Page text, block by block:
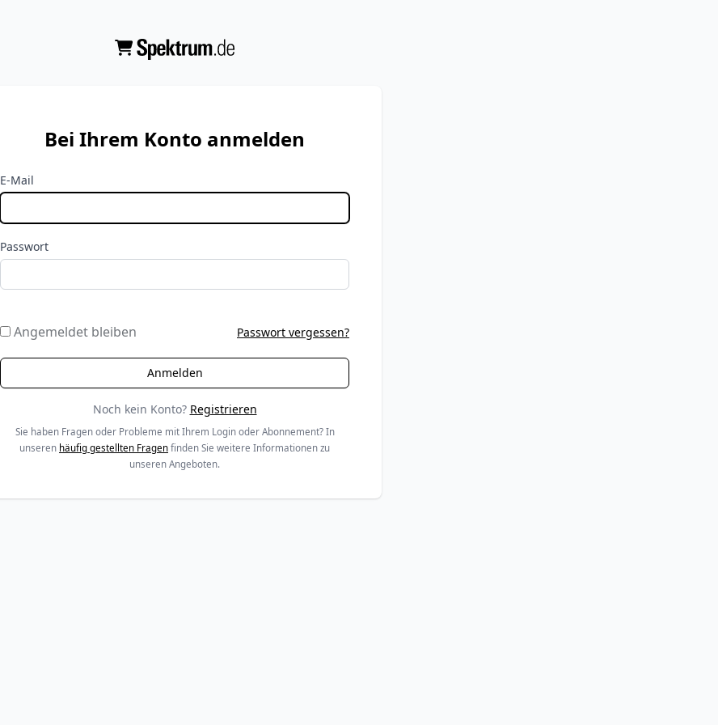
Bei Ihrem Konto anmelden
E-Mail
Passwort
Angemeldet bleiben Passwort vergessen?
Noch kein Konto? Registrieren
Sie haben Fragen oder Probleme mit Ihrem Login oder Abonnement? In
unseren häufig gestellten Fragen finden Sie weitere Informationen zu
unseren Angeboten.